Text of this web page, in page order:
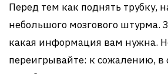
Перед тем как поднять трубку,
небольшого мозгового штурма.
какая информация вам нужна.
переигрывайте: к сожалению, в